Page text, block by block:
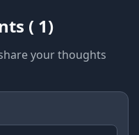
( 1)
your thoughts